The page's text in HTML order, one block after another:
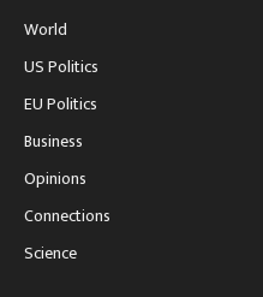
World
US Politics
EU Politics
Business
Opinions
Connections
Science